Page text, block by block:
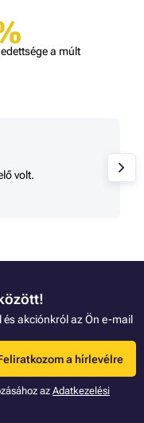
a múlt
volt.
akciónkról az Ön e-mail
a hírlevélre
az Adatkezelési